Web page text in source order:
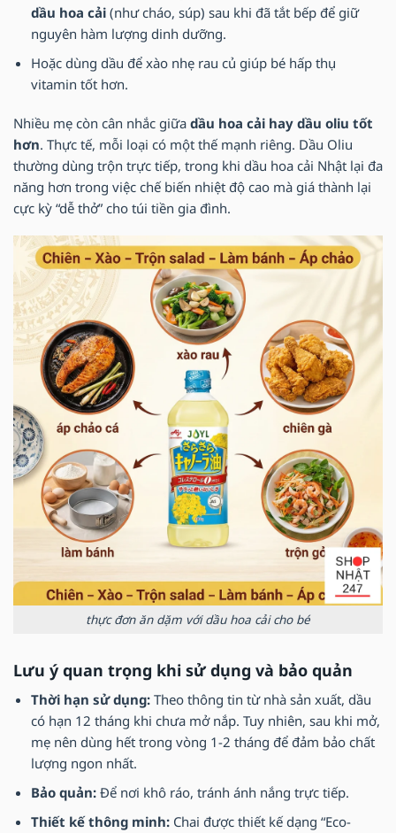
dầu hoa cải(như cháo, súp) sau khi đã tắt bếp để giữ
nguyên hàm lượng dinh dưỡng.
Hoặc dùng dầu để xào nhẹ rau củ giúp bé hấp thụ
vitamin tốt hơn.
Nhiều mẹ còn cân nhắc giữa dầu hoa cải hay dầu oliu tốt
hơn. Thực tế, mỗi loại có một thế mạnh riêng. Dầu Oliu
thường dùng trộn trực tiếp, trong khi dầu hoa cải Nhật lại đa
năng hơn trong việc chế biến nhiệt độ cao mà giá thành lại
cực kỳ “dễ thở” cho túi tiền gia đình.
thực đơn ăn dặm với dầu hoa cải cho bé
Lưu ý quan trọng khi sử dụng và bảo quản
Thời hạn sử dụng:Theo thông tin từ nhà sản xuất, dầu
có hạn 12 tháng khi chưa mở nắp. Tuy nhiên, sau khi mở,
mẹ nên dùng hết trong vòng 1-2 tháng để đảm bảo chất
lượng ngon nhất.
Bảo quản:Để nơi khô ráo, tránh ánh nắng trực tiếp.
Thiết kế thông minh:Chai được thiết kế dạng “Eco-